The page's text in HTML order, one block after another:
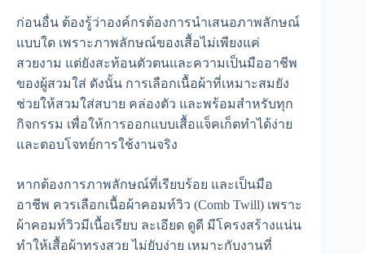
ก่อนอื่น ต้องรู้ว่าองค์กรต้องการนำเสนอภาพลักษณ์
แบบใด เพราะภาพลักษณ์ของเสื้อไม่เพียงแค่
สวยงาม แต่ยังสะท้อนตัวตนและความเป็นมืออาชีพ
ของผู้สวมใส่ ดังนั้น การเลือกเนื้อผ้าที่เหมาะสมยัง
ช่วยให้สวมใส่สบาย คล่องตัว และพร้อมสำหรับทุก
กิจกรรม เพื่อให้การออกแบบเสื้อแจ็คเก็ตทำได้ง่าย
และตอบโจทย์การใช้งานจริง
หากต้องการภาพลักษณ์ที่เรียบร้อย และเป็นมือ
อาชีพ ควรเลือกเนื้อผ้าคอมท์วิว (Comb Twill) เพราะ
ผ้าคอมท์วิวมีเนื้อเรียบ ละเอียด ดูดี มีโครงสร้างแน่น
ทำให้เสื้อผ้าทรงสวย ไม่ยับง่าย เหมาะกับงานที่